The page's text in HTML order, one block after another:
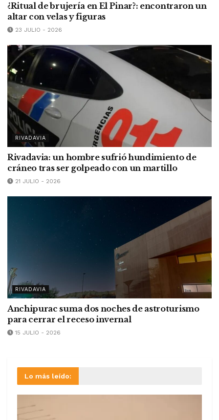
¿Ritual de brujería en El Pinar?: encontraron un
altar con velas y figuras
23 JULIO - 2026
RIVADAVIA
Rivadavia: un hombre sufrió hundimiento de
cráneo tras ser golpeado con un martillo
21 JULIO - 2026
RIVADAVIA
Anchipurac suma dos noches de astroturismo
para cerrar el receso invernal
15 JULIO - 2026
Lo más leído: